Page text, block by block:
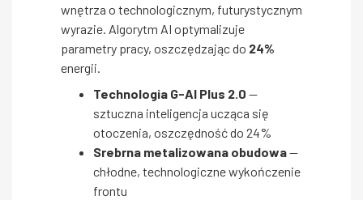
wnętrza o technologicznym, futurystycznym
wyrazie. Algorytm AI optymalizuje
parametry pracy, oszczędzając do 24%
energii.
Technologia G-AI Plus 2.0 —
sztuczna inteligencja ucząca się
otoczenia, oszczędność do 24%
Srebrna metalizowana obudowa—
chłodne, technologiczne wykończenie
frontu